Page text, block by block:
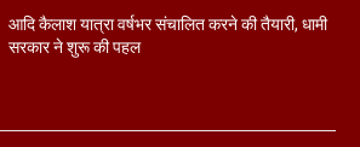
आदि कैलाश यात्रा वर्षभर संचालित करने की तैयारी, धामी
सरकार ने शुरू की पहल